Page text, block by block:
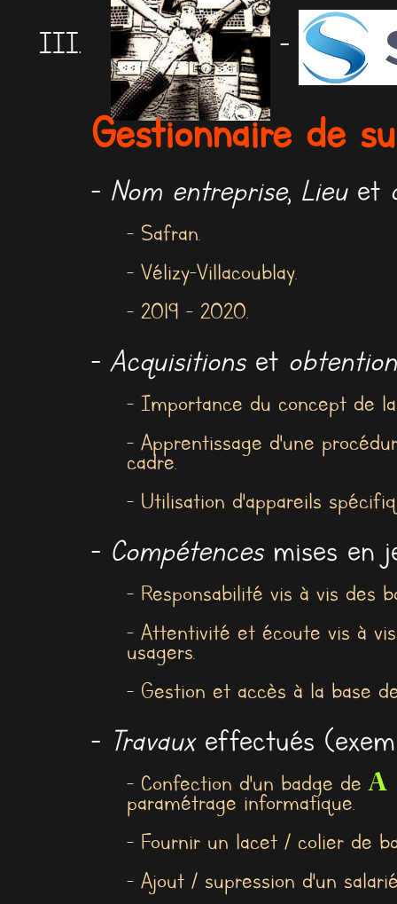
-
Gestionnaire de
- Nom entreprise, Lieuet
- Safran.
- Vélizy-Villacoublay.
- 2019 - 2020.
- Acquisitionset
- Importance du concept de
- Apprentissage d'une
cadre.
- Utilisation d'appareils
- Compétencesmises en
- Responsabilité vis à vis des
- Attentivité et écoute vis à
usagers.
- Gestion et accès à la base
- Travauxeffectués
- Confection d'un badge deA
paramétrage informatique.
- Fournir un lacet / colier de
- Ajout / supression d'un